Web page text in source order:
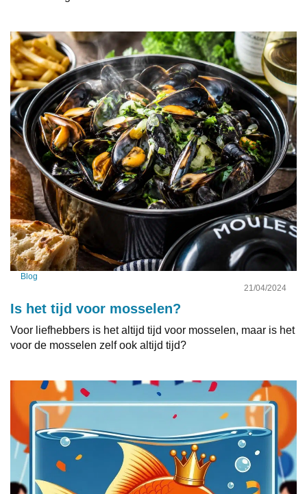
Blog
21/04/2024
Is het tijd voor mosselen?
Voor liefhebbers is het altijd tijd voor mosselen, maar is het
voor de mosselen zelf ook altijd tijd?